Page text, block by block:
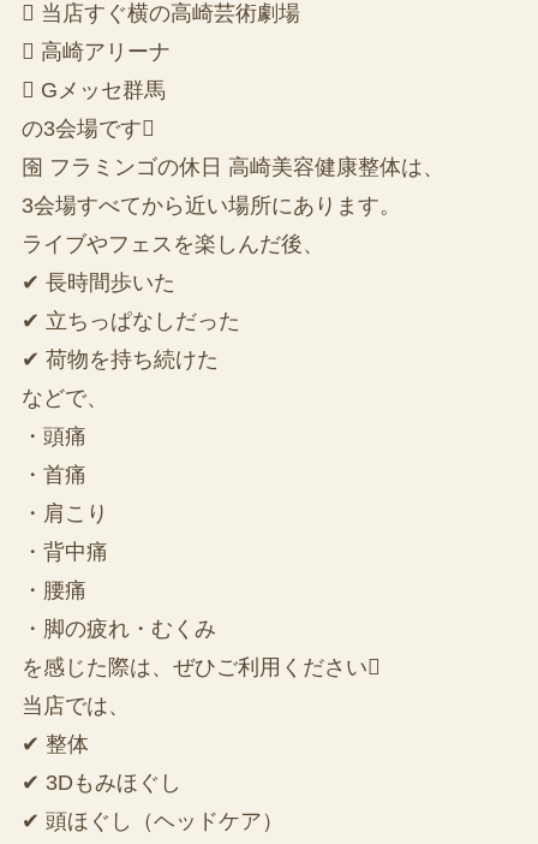
 当店すぐ横の高崎芸術劇場
️ 高崎アリーナ
 Gメッセ群馬
の3会場です
囹 フラミンゴの休日 高崎美容健康整体は、
3会場すべてから近い場所にあります。
ライブやフェスを楽しんだ後、
✔ 長時間歩いた
✔ 立ちっぱなしだった
✔ 荷物を持ち続けた
などで、
・頭痛
・首痛
・肩こり
・背中痛
・腰痛
・脚の疲れ・むくみ
を感じた際は、ぜひご利用ください
当店では、
✔ 整体
✔ 3Dもみほぐし
✔ 頭ほぐし（ヘッドケア）